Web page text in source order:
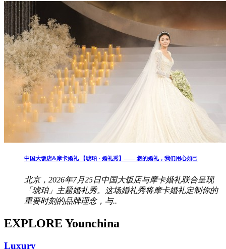
中国大饭店&摩卡婚礼 【琥珀 · 婚礼秀】—— 您的婚礼，我们用心如己
北京，2026年7月25日中国大饭店与摩卡婚礼联合呈现
「琥珀」主题婚礼秀。这场婚礼秀将摩卡婚礼定制你的
重要时刻的品牌理念，与..
EXPLORE Younchina
Luxury